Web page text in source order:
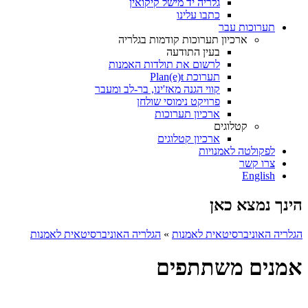
גלריה יד מישל קיקואין
כתבו עלינו
תערוכות עבר
ארכיון תערוכות קודמות בגלריה
בעין התודעה
לרשום את תולדות האמנות
תערוכת Plan(e)t
קווי הגנה מאז'ינו, בר-לב ומעבר
פרויקט נימוסי שולחן
ארכיון תערוכות
קטלוגים
ארכיון קטלוגים
לפקולטה לאמנויות
צרו קשר
English
הינך נמצא כאן
הגלריה האוניברסיטאית לאמנות » הגלריה האוניברסיטאית לאמנות
אמנים משתתפים